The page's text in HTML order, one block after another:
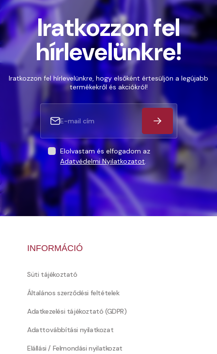
Iratkozzon fel
hírlevelünkre!
Iratkozzon fel hírlevelünkre, hogy elsőként értesüljön a legújabb
termékekről és akciókról!
Elolvastam és elfogadom az
Adatvédelmi Nyilatkozatot.
INFORMÁCIÓ
Süti tájékoztató
Általános szerződési feltételek
Adatkezelési tájékoztató (GDPR)
Adattovábbítási nyilatkozat
Elállási / Felmondási nyilatkozat